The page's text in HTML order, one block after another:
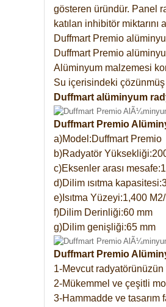
gösteren üründür. Panel
katılan inhibitör
Duffmart Premio
Duffmart Premio
Alüminyum malzemesi
Su içerisindeki
Duffmart alüminyum
Duffmart Premio
a)Model:Duffmart Premio
b)Radyatör
c)Eksenler arası
d)Dilim ısıtma
e)Isıtma Yüzeyi:1,400
f)Dilim Derinliği:60 mm
g)Dilim genişliği:65 mm
Duffmart Premio
1-Mevcut
2-Mükemmel ve çeşitli
3-Hammadde ve tasarım